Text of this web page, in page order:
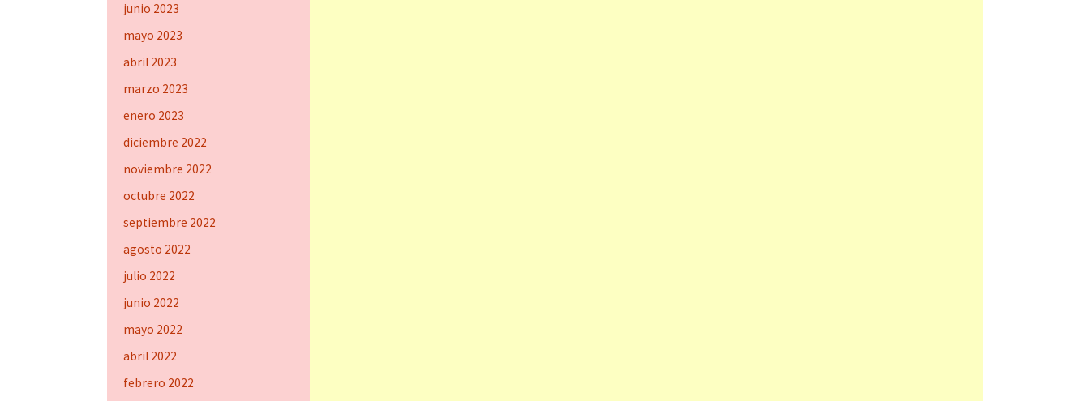
junio 2023
mayo 2023
abril 2023
marzo 2023
enero 2023
diciembre 2022
noviembre 2022
octubre 2022
septiembre 2022
agosto 2022
julio 2022
junio 2022
mayo 2022
abril 2022
febrero 2022